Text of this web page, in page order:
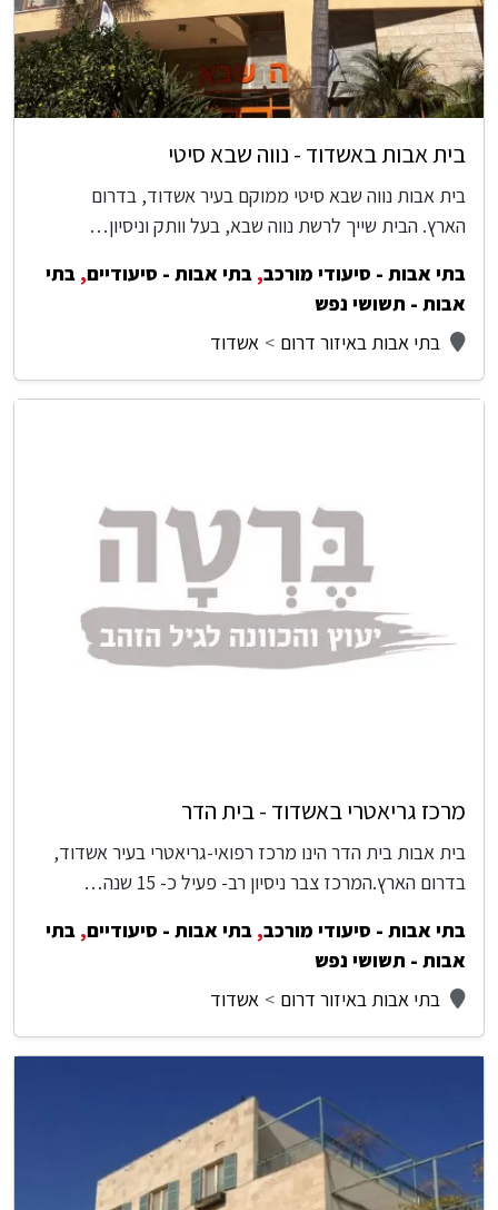
בית אבות באשדוד - נווה שבא סיטי
בית אבות נווה שבא סיטי ממוקם בעיר אשדוד, בדרום
הארץ. הבית שייך לרשת נווה שבא, בעל וותק וניסיון…
בתי אבות - סיעודי מורכב, בתי אבות - סיעודיים, בתי
אבות - תשושי נפש
בתי אבות באיזור דרום
אשדוד
מרכז גריאטרי באשדוד - בית הדר
בית אבות בית הדר הינו מרכז רפואי-גריאטרי בעיר אשדוד,
בדרום הארץ.המרכז צבר ניסיון רב- פעיל כ- 15 שנה…
בתי אבות - סיעודי מורכב, בתי אבות - סיעודיים, בתי
אבות - תשושי נפש
בתי אבות באיזור דרום
אשדוד